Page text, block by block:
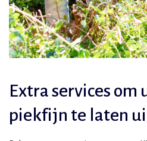
Extra services om
piekfijn te laten